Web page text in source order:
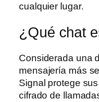
cualquier lugar.
¿Qué chat
Considerada una
mensajería más
Signal protege
cifrado de